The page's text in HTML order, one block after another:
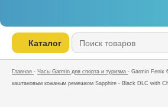
Каталог
Главная - Часы Garmin для спорта и туризма - Garmin Fenix
каштановым кожаным ремешком Sapphire - Black DLC with